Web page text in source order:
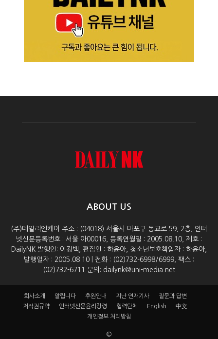
ABOUT US
(주)데일리엔케이 주소 : (04018) 서울시 마포구 동교로 59, 2층, 인터
넷신문등록번호 : 서울 아00016, 등록연월일 : 2005.08.10, 제호 :
DailyNK 발행인: 이광백, 편집인 : 하윤아, 청소년보호책임자 : 하윤아,
발행일자 : 2005.08.10 | 전화 : (02)732-6998/6999, 팩스 :
(02)732-6711 문의: dailynk@uni-media.net
회사소개 알립니다 후원안내 지난 연재기사
질문과 답변
저작권규약
인터넷신문윤리강령 협력단체 English
中文
개인정보 처리방침
©